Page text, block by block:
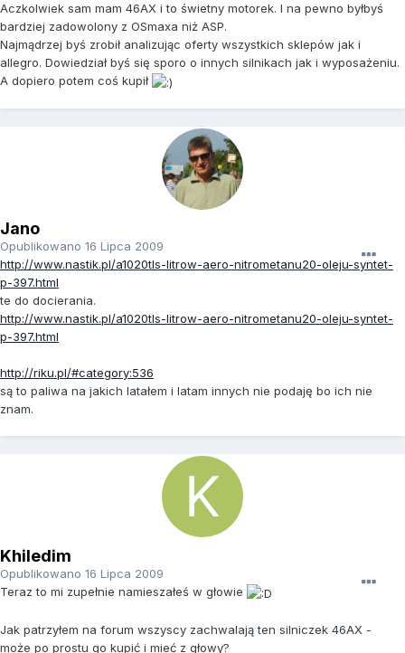
Aczkolwiek sam mam 46AX i to świetny motorek. I na pewno byłbyś
bardziej zadowolony z OSmaxa niż ASP.
Najmądrzej byś zrobił analizując oferty wszystkich sklepów jak i
allegro. Dowiedział byś się sporo o innych silnikach jak i wyposażeniu.
A dopiero potem coś kupił
Jano
Opublikowano 16 Lipca 2009
http://www.nastik.pl/a1020tls-litrow-aero-nitrometanu20-oleju-syntet-
p-397.html
te do docierania.
http://www.nastik.pl/a1020tls-litrow-aero-nitrometanu20-oleju-syntet-
p-397.html
http://riku.pl/#category:536
są to paliwa na jakich latałem i latam innych nie podaję bo ich nie
znam.
Khiledim
Opublikowano 16 Lipca 2009
Teraz to mi zupełnie namieszałeś w głowie
Jak patrzyłem na forum wszyscy zachwalają ten silniczek 46AX -
może po prostu go kupić i mieć z głowy?